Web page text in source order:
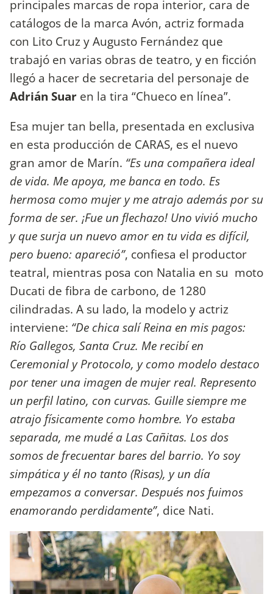
principales marcas de ropa interior, cara de
catálogos de la marca Avón, actriz formada
con Lito Cruz y Augusto Fernández que
trabajó en varias obras de teatro, y en ficción
llegó a hacer de secretaria del personaje de
Adrián Suar en la tira “Chueco en línea”.
Esa mujer tan bella, presentada en exclusiva
en esta producción de CARAS, es el nuevo
gran amor de Marín. “Es una compañera ideal
de vida. Me apoya, me banca en todo. Es
hermosa como mujer y me atrajo además por su
forma de ser. ¡Fue un flechazo! Uno vivió mucho
y que surja un nuevo amor en tu vida es difícil,
pero bueno: apareció”, confiesa el productor
teatral, mientras posa con Natalia en su moto
Ducati de fibra de carbono, de 1280
cilindradas. A su lado, la modelo y actriz
interviene: “De chica salí Reina en mis pagos:
Río Gallegos, Santa Cruz. Me recibí en
Ceremonial y Protocolo, y como modelo destaco
por tener una imagen de mujer real. Represento
un perfil latino, con curvas. Guille siempre me
atrajo físicamente como hombre. Yo estaba
separada, me mudé a Las Cañitas. Los dos
somos de frecuentar bares del barrio. Yo soy
simpática y él no tanto (Risas), y un día
empezamos a conversar. Después nos fuimos
enamorando perdidamente”, dice Nati.